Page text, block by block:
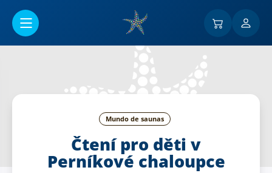
Mundo de saunas
Čtení pro děti v
Perníkové chaloupce